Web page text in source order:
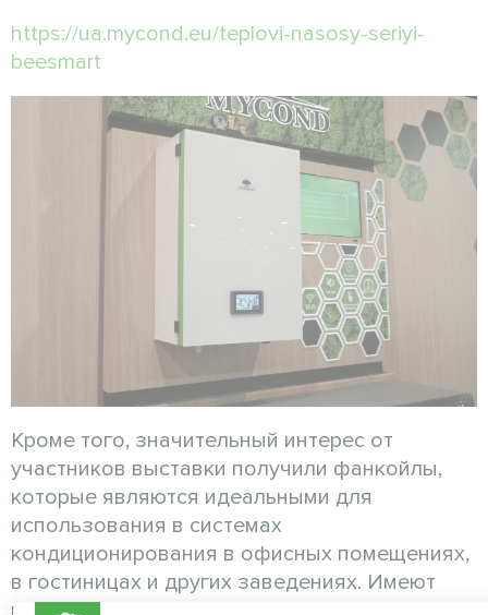
https://ua.mycond.eu/teplovi-nasosy-seriyi-
beesmart
Кроме того, значительный интерес от
участников выставки получили фанкойлы,
которые являются идеальными для
использования в системах
кондиционирования в офисных помещениях,
в гостиницах и других заведениях. Имеют